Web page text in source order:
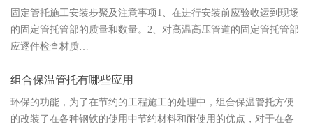
固定管托施工安装步聚及注意事项1、在进行安装前应验收运到现场
的固定管托管部的质量和数量。2、对高温高压管道的固定管托管部
应逐件检查材质…
组合保温管托有哪些应用
环保的功能，为了在节约的工程施工的处理中，组合保温管托方便
的改装了在各种钢铁的使用中节约材料和耐使用的优点，对于在各